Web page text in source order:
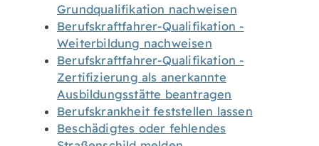
Grundqualifikation nachweisen
Berufskraftfahrer-Qualifikation -
Weiterbildung nachweisen
Berufskraftfahrer-Qualifikation -
Zertifizierung als anerkannte
Ausbildungsstätte beantragen
Berufskrankheit feststellen lassen
Beschädigtes oder fehlendes